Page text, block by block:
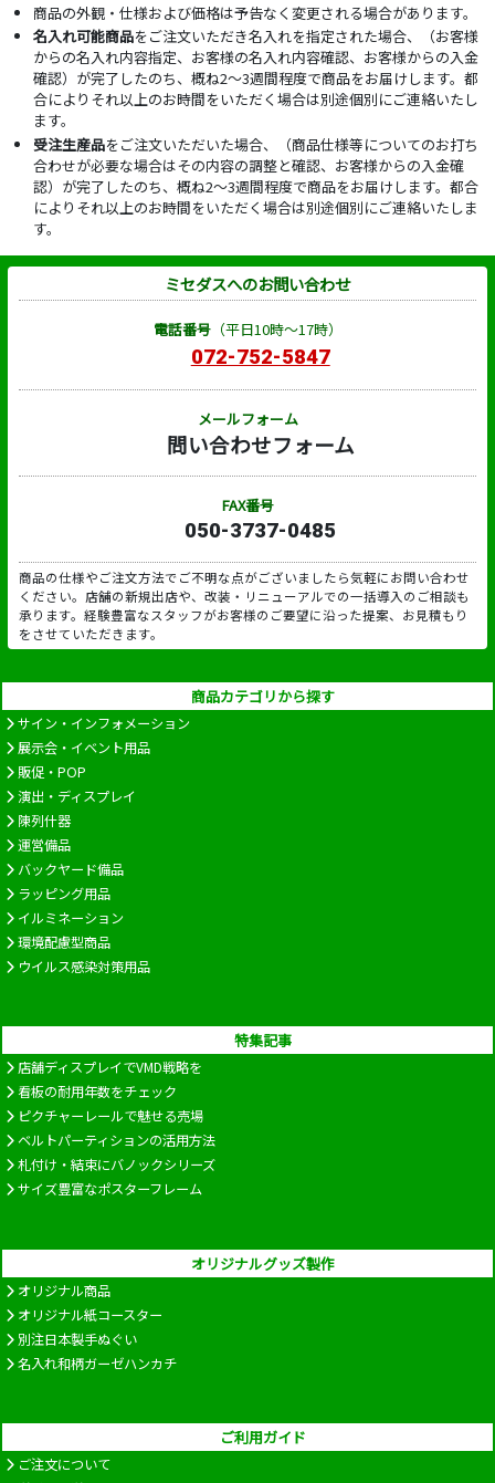
商品の外観・仕様および価格は予告なく変更される場合があります。
名入れ可能商品をご注文いただき名入れを指定された場合、（お客様
からの名入れ内容指定、お客様の名入れ内容確認、お客様からの入金
確認）が完了したのち、概ね2～3週間程度で商品をお届けします。都
合によりそれ以上のお時間をいただく場合は別途個別にご連絡いたし
ます。
受注生産品をご注文いただいた場合、（商品仕様等についてのお打ち
合わせが必要な場合はその内容の調整と確認、お客様からの入金確
認）が完了したのち、概ね2～3週間程度で商品をお届けします。都合
によりそれ以上のお時間をいただく場合は別途個別にご連絡いたしま
す。
ミセダスへのお問い合わせ
電話番号（平日10時～17時）
072-752-5847
メールフォーム
問い合わせフォーム
FAX番号
050-3737-0485
商品の仕様やご注文方法でご不明な点がございましたら気軽にお問い合わせ
ください。店舗の新規出店や、改装・リニューアルでの一括導入のご相談も
承ります。経験豊富なスタッフがお客様のご要望に沿った提案、お見積もり
をさせていただきます。
商品カテゴリから探す
サイン・インフォメーション
展示会・イベント用品
販促・POP
演出・ディスプレイ
陳列什器
運営備品
バックヤード備品
ラッピング用品
イルミネーション
環境配慮型商品
ウイルス感染対策用品
特集記事
店舗ディスプレイでVMD戦略を
看板の耐用年数をチェック
ピクチャーレールで魅せる売場
ベルトパーティションの活用方法
札付け・結束にバノックシリーズ
サイズ豊富なポスターフレーム
オリジナルグッズ製作
オリジナル商品
オリジナル紙コースター
別注日本製手ぬぐい
名入れ和柄ガーゼハンカチ
ご利用ガイド
ご注文について